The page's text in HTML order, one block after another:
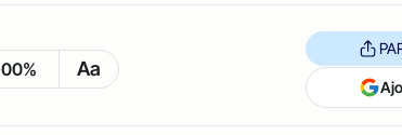
Aa